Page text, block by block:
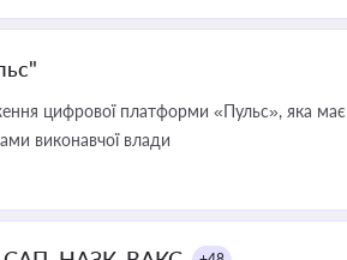
цифрової платформи «Пульс», яка має
виконавчої влади